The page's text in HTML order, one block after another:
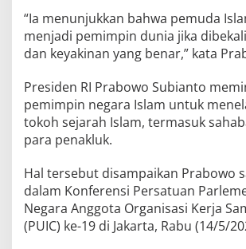
“Ia menunjukkan bahwa pemuda
menjadi pemimpin dunia jika
dan keyakinan yang benar,” kata
Presiden RI Prabowo Subianto
pemimpin negara Islam untuk
tokoh sejarah Islam, termasuk
para penakluk.
Hal tersebut disampaikan Prabowo
dalam Konferensi Persatuan
Negara Anggota Organisasi Kerja
(PUIC) ke-19 di Jakarta, Rabu (14/5/